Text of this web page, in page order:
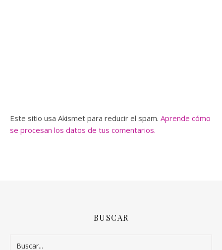
Este sitio usa Akismet para reducir el spam. Aprende cómo
se procesan los datos de tus comentarios.
BUSCAR